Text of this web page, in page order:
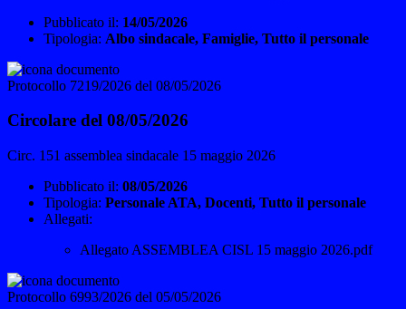
Pubblicato il: 14/05/2026
Tipologia: Albo sindacale, Famiglie, Tutto il personale
Protocollo 7219/2026 del 08/05/2026
Circolare del 08/05/2026
Circ. 151 assemblea sindacale 15 maggio 2026
Pubblicato il: 08/05/2026
Tipologia: Personale ATA, Docenti, Tutto il personale
Allegati:
Allegato ASSEMBLEA CISL 15 maggio 2026.pdf
Protocollo 6993/2026 del 05/05/2026